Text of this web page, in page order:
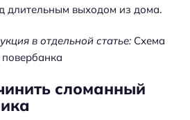
длительным выходом из дома.
в отдельной статье: Схема
сломанный